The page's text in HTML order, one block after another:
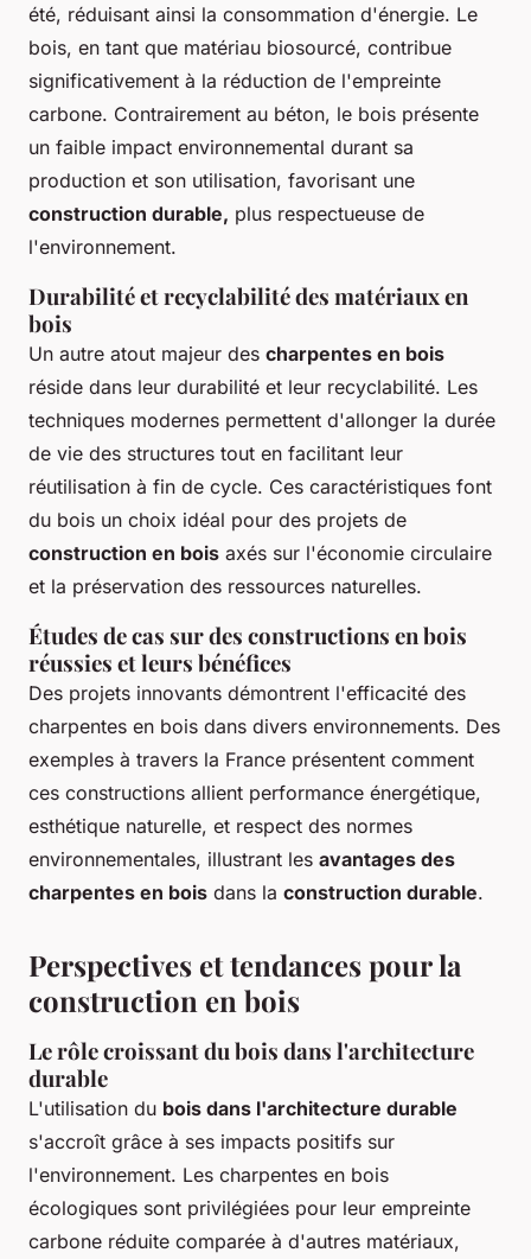
été, réduisant ainsi la consommation d'énergie. Le
bois, en tant que matériau biosourcé, contribue
significativement à la réduction de l'empreinte
carbone. Contrairement au béton, le bois présente
un faible impact environnemental durant sa
production et son utilisation, favorisant une
construction durable, plus respectueuse de
l'environnement.
Durabilité et recyclabilité des matériaux en
bois
Un autre atout majeur des charpentes en bois
réside dans leur durabilité et leur recyclabilité. Les
techniques modernes permettent d'allonger la durée
de vie des structures tout en facilitant leur
réutilisation à fin de cycle. Ces caractéristiques font
du bois un choix idéal pour des projets de
construction en bois axés sur l'économie circulaire
et la préservation des ressources naturelles.
Études de cas sur des constructions en bois
réussies et leurs bénéfices
Des projets innovants démontrent l'efficacité des
charpentes en bois dans divers environnements. Des
exemples à travers la France présentent comment
ces constructions allient performance énergétique,
esthétique naturelle, et respect des normes
environnementales, illustrant les avantages des
charpentes en bois dans la construction durable.
Perspectives et tendances pour la
construction en bois
Le rôle croissant du bois dans l'architecture
durable
L'utilisation du bois dans l'architecture durable
s'accroît grâce à ses impacts positifs sur
l'environnement. Les charpentes en bois
écologiques sont privilégiées pour leur empreinte
carbone réduite comparée à d'autres matériaux,